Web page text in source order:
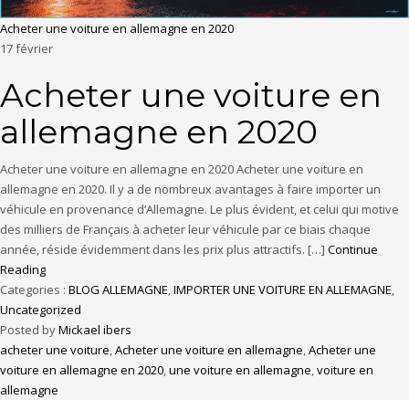
Acheter une voiture en allemagne en 2020
17février
Acheter une voiture en
allemagne en 2020
Acheter une voiture en allemagne en 2020 Acheter une voiture en
allemagne en 2020. Il y a de nombreux avantages à faire importer un
véhicule en provenance d’Allemagne. Le plus évident, et celui qui motive
des milliers de Français à acheter leur véhicule par ce biais chaque
année, réside évidemment dans les prix plus attractifs. […] Continue
Reading
Categories : BLOG ALLEMAGNE,IMPORTER UNE VOITURE EN ALLEMAGNE,
Uncategorized
Posted byMickael ibers
acheter une voiture,Acheter une voiture en allemagne,Acheter une
voiture en allemagne en 2020,une voiture en allemagne,voiture en
allemagne